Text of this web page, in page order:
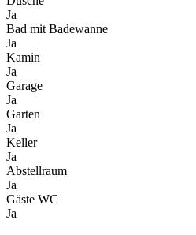
Ja
Bad mit Badewanne
Ja
Kamin
Ja
Garage
Ja
Garten
Ja
Keller
Ja
Abstellraum
Ja
Gäste WC
Ja